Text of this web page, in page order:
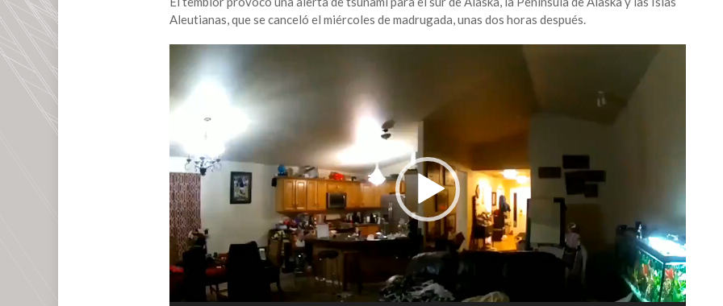
Aleutianas, que se canceló el miércoles de madrugada, unas dos horas después.
Reproductor
vídeo